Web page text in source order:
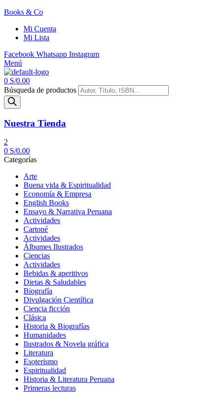
Books & Co
Mi Cuenta
Mi Lista
Facebook Whatsapp Instagram
Menú
0 S/0.00
Búsqueda de productos
Nuestra Tienda
2
0 S/0.00
Categorías
Arte
Buena vida & Espiritualidad
Economía & Empresa
English Books
Ensayo & Narrativa Peruana
Actividades
Cartoné
Actividades
Álbumes Ilustrados
Ciencias
Actividades
Bebidas & aperitivos
Dietas & Saludables
Biografía
Divulgación Científica
Ciencia ficción
Clásica
Historia & Biografías
Humanidades
Ilustrados & Novela gráfica
Literatura
Esoterismo
Espiritualidad
Historia & Literatura Peruana
Primeras lecturas